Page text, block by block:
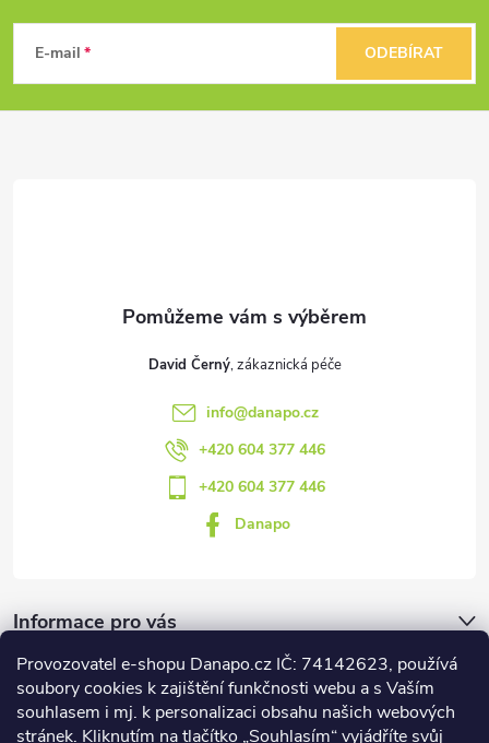
Provozovatel e-shopu Danapo.cz IČ: 74142623, používá
soubory cookies k zajištění funkčnosti webu a s Vaším
souhlasem i mj. k personalizaci obsahu našich webových
stránek. Kliknutím na tlačítko „Souhlasím“ vyjádříte svůj
p
E-mail ODEBÍRAT
David Černý
info@danapo.cz
+420 604 377 446
+420 604 377 446
Danapo
Informace pro vás
Dotazník